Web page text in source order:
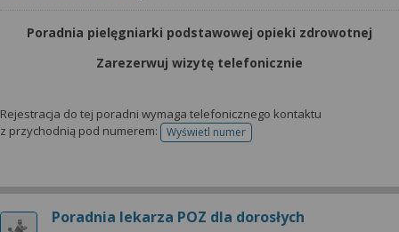
Poradnia pielęgniarki podstawowej opieki zdrowotnej
Zarezerwuj wizytę telefonicznie
Rejestracja do tej poradni wymaga telefonicznego kontaktu
z przychodnią pod numerem:
Wyświetl numertelefonu do rejestracji
Poradnia lekarza POZ dla dorosłych